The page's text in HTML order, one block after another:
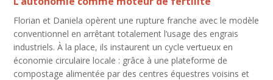
Florian et Daniela opèrent une rupture franche avec le modèle
conventionnel en arrêtant totalement l’usage des engrais
industriels. À la place, ils instaurent un cycle vertueux en
économie circulaire locale : grâce à une plateforme de
compostage alimentée par des centres équestres voisins et